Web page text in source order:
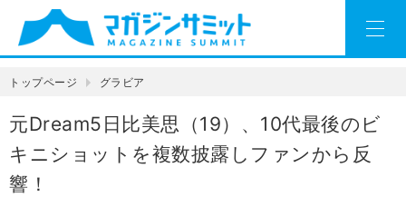
トップページ グラビア
元Dream5日比美思（19）、10代最後のビ
キニショットを複数披露しファンから反
響！